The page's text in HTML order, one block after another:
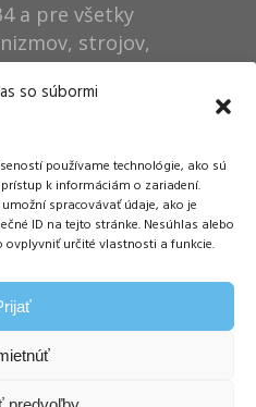
so súbormi
používame technológie, ako sú
k informáciám o zariadení.
spracovávať údaje, ako je
ID na tejto stránke. Nesúhlas alebo
určité vlastnosti a funkcie.
a pre všetky
strojov,
248